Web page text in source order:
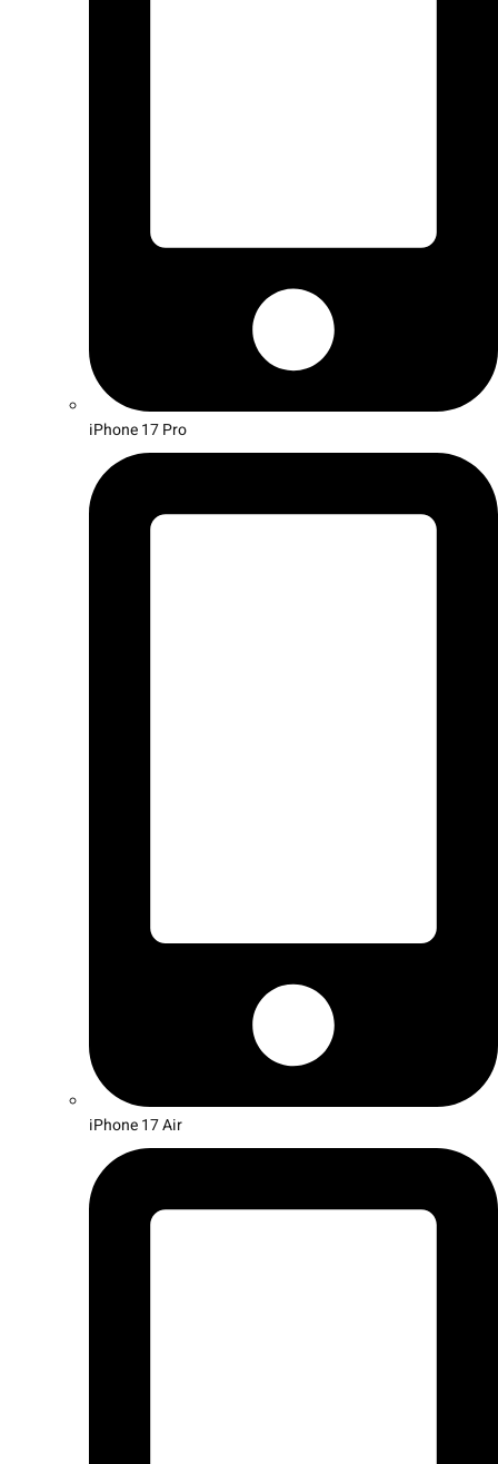
iPhone 17 Pro
iPhone 17 Air